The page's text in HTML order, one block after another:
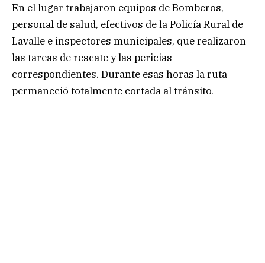
En el lugar trabajaron equipos de Bomberos,
personal de salud, efectivos de la Policía Rural de
Lavalle e inspectores municipales, que realizaron
las tareas de rescate y las pericias
correspondientes. Durante esas horas la ruta
permaneció totalmente cortada al tránsito.